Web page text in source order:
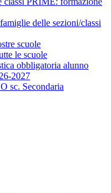
delle sezioni/classi
scuole
le scuole
obbligatoria alunno
2027
sc. Secondaria